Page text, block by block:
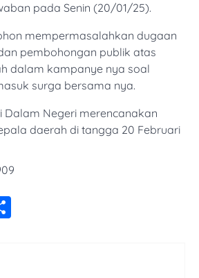
pada Senin (20/01/25).
mempermasalahkan dugaan
pembohongan publik atas
dalam kampanye nya soal
surga bersama nya.
Dalam Negeri merencanakan
daerah di tangga 20 Februari